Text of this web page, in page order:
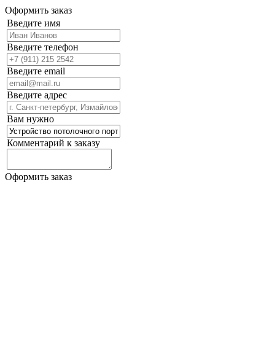
Оформить заказ
Введите имя
Введите телефон
Введите email
Введите адрес
Вам нужно
Комментарий к заказу
Оформить заказ